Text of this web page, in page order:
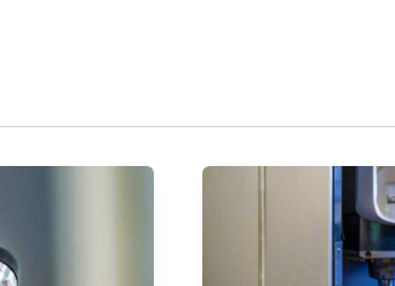
Fertigungskosten